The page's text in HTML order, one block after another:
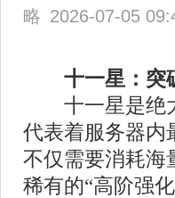
略 2026-07-05
十一星：突破
十一星是绝大
代表着服务器内
不仅需要消耗海
稀有的“高阶强